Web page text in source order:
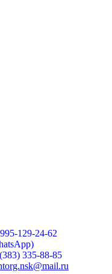
129-24-62
335-88-85